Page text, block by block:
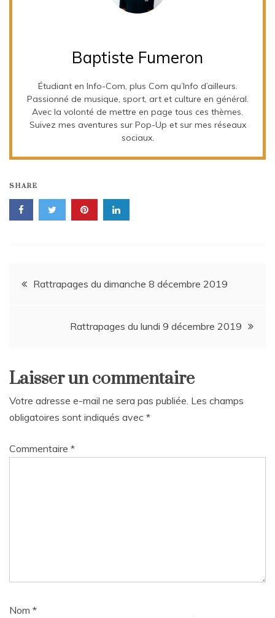
Baptiste Fumeron
Étudiant en Info-Com, plus Com qu’Info d’ailleurs.
Passionné de musique, sport, art et culture en général.
Avec la volonté de mettre en page tous ces thèmes.
Suivez mes aventures sur Pop-Up et sur mes réseaux
sociaux.
SHARE
Navigation
Rattrapages du dimanche 8 décembre 2019
Rattrapages du lundi 9 décembre 2019
Laisser un commentaire
Votre adresse e-mail ne sera pas publiée. Les champs
obligatoires sont indiqués avec *
Commentaire *
Nom *